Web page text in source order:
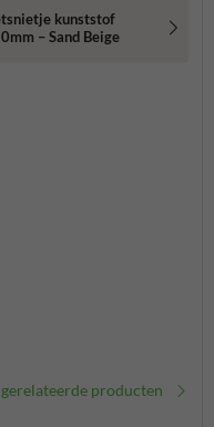
kunststof
– Sand Beige
producten